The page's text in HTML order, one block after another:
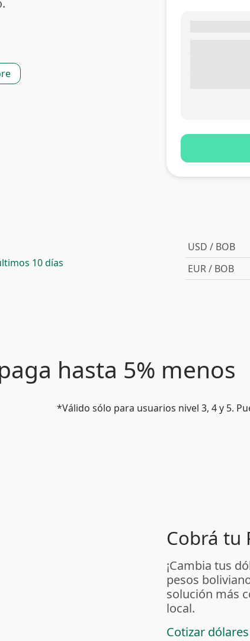
10 días
USD / BOB
EUR / BOB
hasta 5% menos
*Válido sólo para usuarios nivel 3, 4 y 5.
Cobrá tu
¡Cambia tus
pesos
solución más
local.
Cotizar